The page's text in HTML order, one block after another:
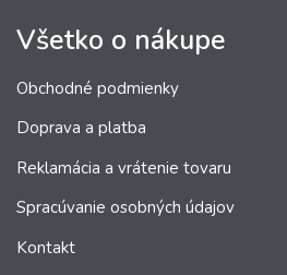
Všetko o nákupe
Obchodné podmienky
Doprava a platba
Reklamácia a vrátenie tovaru
Spracúvanie osobných údajov
Kontakt